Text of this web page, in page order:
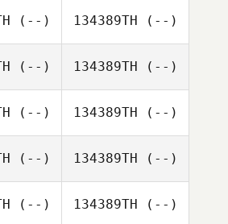
(--) 134389TH (--)
(--) 134389TH (--)
(--) 134389TH (--)
(--) 134389TH (--)
(--) 134389TH (--)